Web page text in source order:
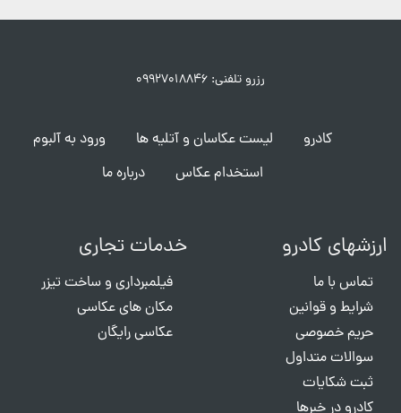
رزرو تلفنی: ۰۹۹۲۷۰۱۸۸۴۶
کادرو لیست عکاسان و آتلیه ها
ورود به آلبوم
استخدام عکاس
درباره ما
ارزشهای کادرو
تماس با ما
شرایط و قوانین
حریم خصوصی
سوالات متداول
ثبت شکایات
کادرو در خبرها
خدمات تجاری
فیلمبرداری و ساخت تیزر
مکان های عکاسی
عکاسی رایگان